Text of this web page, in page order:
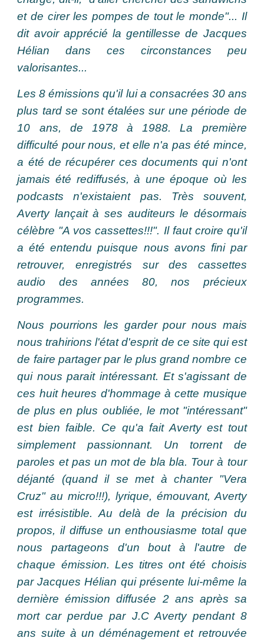
et de cirer les pompes de tout le monde"... Il
dit avoir apprécié la gentillesse de Jacques
Hélian dans ces circonstances peu
valorisantes...
Les 8 émissions qu'il lui a consacrées 30 ans
plus tard se sont étalées sur une période de
10 ans, de 1978 à 1988. La première
difficulté pour nous, et elle n'a pas été mince,
a été de récupérer ces documents qui n'ont
jamais été rediffusés, à une époque où les
podcasts n'existaient pas. Très souvent,
Averty lançait à ses auditeurs le désormais
célèbre "A vos cassettes!!!". Il faut croire qu'il
a été entendu puisque nous avons fini par
retrouver, enregistrés sur des cassettes
audio des années 80, nos précieux
programmes.
Nous pourrions les garder pour nous mais
nous trahirions l'état d'esprit de ce site qui est
de faire partager par le plus grand nombre ce
qui nous parait intéressant. Et s'agissant de
ces huit heures d'hommage à cette musique
de plus en plus oubliée, le mot "intéressant"
est bien faible. Ce qu'a fait Averty est tout
simplement passionnant. Un torrent de
paroles et pas un mot de bla bla. Tour à tour
déjanté (quand il se met à chanter "Vera
Cruz" au micro!!!), lyrique, émouvant, Averty
est irrésistible. Au delà de la précision du
propos, il diffuse un enthousiasme total que
nous partageons d'un bout à l'autre de
chaque émission. Les titres ont été choisis
par Jacques Hélian qui présente lui-même la
dernière émission diffusée 2 ans après sa
mort car perdue par J.C Averty pendant 8
ans suite à un déménagement et retrouvée